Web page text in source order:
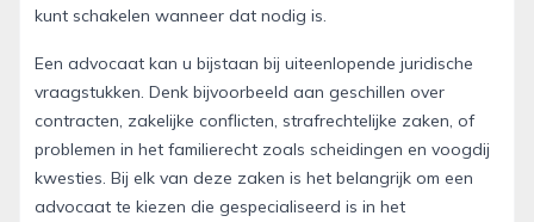
kunt schakelen wanneer dat nodig is.
Een advocaat kan u bijstaan bij uiteenlopende juridische
vraagstukken. Denk bijvoorbeeld aan geschillen over
contracten, zakelijke conflicten, strafrechtelijke zaken, of
problemen in het familierecht zoals scheidingen en voogdij
kwesties. Bij elk van deze zaken is het belangrijk om een
advocaat te kiezen die gespecialiseerd is in het